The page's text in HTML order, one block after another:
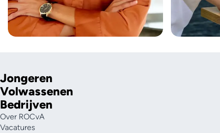
Jongeren
Volwassenen
Bedrijven
Over ROCvA
Vacatures